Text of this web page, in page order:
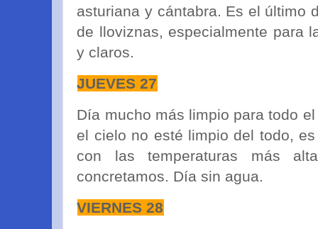
asturiana y cántabra. Es el último
de lloviznas, especialmente para
y claros.
JUEVES 27
Día mucho más limpio para todo
el cielo no esté limpio del todo,
con las temperaturas más
concretamos. Día sin agua.
VIERNES 28